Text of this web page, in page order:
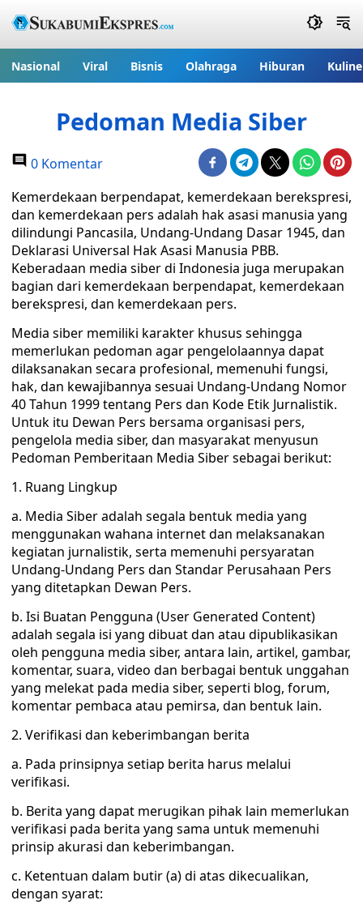
Nasional Viral Bisnis Olahraga Hiburan
Pedoman Media Siber
0 Komentar
Kemerdekaan berpendapat, kemerdekaan berekspresi,
dan kemerdekaan pers adalah hak asasi manusia yang
dilindungi Pancasila, Undang-Undang Dasar 1945, dan
Deklarasi Universal Hak Asasi Manusia PBB.
Keberadaan media siber di Indonesia juga merupakan
bagian dari kemerdekaan berpendapat, kemerdekaan
berekspresi, dan kemerdekaan pers.
Media siber memiliki karakter khusus sehingga
memerlukan pedoman agar pengelolaannya dapat
dilaksanakan secara profesional, memenuhi fungsi,
hak, dan kewajibannya sesuai Undang-Undang Nomor
40 Tahun 1999 tentang Pers dan Kode Etik Jurnalistik.
Untuk itu Dewan Pers bersama organisasi pers,
pengelola media siber, dan masyarakat menyusun
Pedoman Pemberitaan Media Siber sebagai berikut:
1. Ruang Lingkup
a. Media Siber adalah segala bentuk media yang
menggunakan wahana internet dan melaksanakan
kegiatan jurnalistik, serta memenuhi persyaratan
Undang-Undang Pers dan Standar Perusahaan Pers
yang ditetapkan Dewan Pers.
b. Isi Buatan Pengguna (User Generated Content)
adalah segala isi yang dibuat dan atau dipublikasikan
oleh pengguna media siber, antara lain, artikel, gambar,
komentar, suara, video dan berbagai bentuk unggahan
yang melekat pada media siber, seperti blog, forum,
komentar pembaca atau pemirsa, dan bentuk lain.
2. Verifikasi dan keberimbangan berita
a. Pada prinsipnya setiap berita harus melalui
verifikasi.
b. Berita yang dapat merugikan pihak lain memerlukan
verifikasi pada berita yang sama untuk memenuhi
prinsip akurasi dan keberimbangan.
c. Ketentuan dalam butir (a) di atas dikecualikan,
dengan syarat: